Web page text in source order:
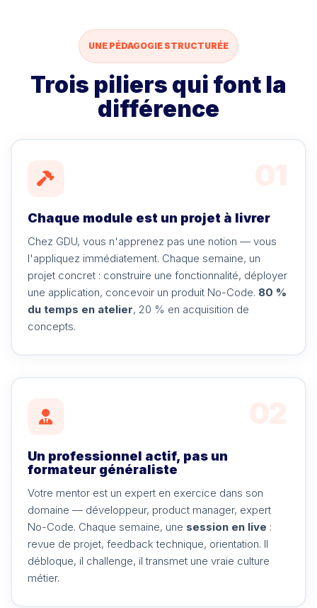
UNE PÉDAGOGIE STRUCTURÉE
Trois piliers qui font la
différence
Chaque module est un projet à livrer
Chez GDU, vous n'apprenez pas une notion — vous
l'appliquez immédiatement. Chaque semaine, un
projet concret : construire une fonctionnalité, déployer
une application, concevoir un produit No-Code. 80 %
du temps en atelier, 20 % en acquisition de
concepts.
Un professionnel actif, pas un
formateur généraliste
Votre mentor est un expert en exercice dans son
domaine — développeur, product manager, expert
No-Code. Chaque semaine, une session en live :
revue de projet, feedback technique, orientation. Il
débloque, il challenge, il transmet une vraie culture
métier.